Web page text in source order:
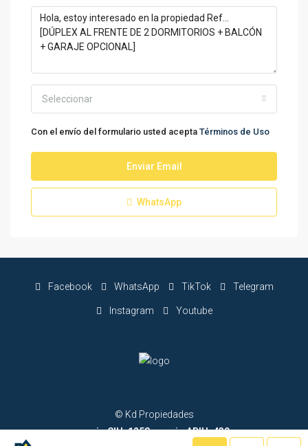
Seleccionar
Con el envío del formulario usted acepta Términos de Uso
Enviar Email
WhatsApp
Facebook WhatsApp TikTok Telegram
Instagram Youtube
© Kd Propiedades
socio CIU: 1258 - socio ADIU: 439